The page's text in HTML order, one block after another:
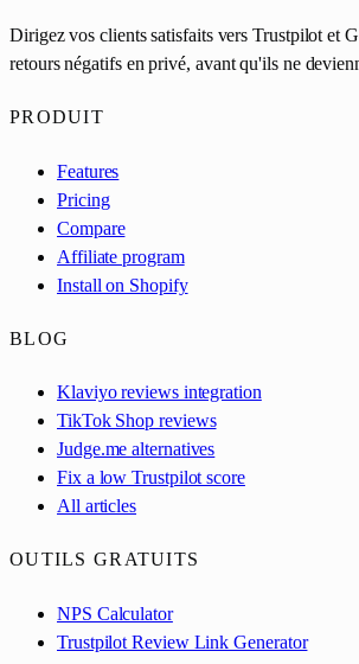
Dirigez vos clients satisfaits vers Trustpilot et
retours négatifs en privé, avant qu'ils ne
PRODUIT
Features
Pricing
Compare
Affiliate program
Install on Shopify
BLOG
Klaviyo reviews integration
TikTok Shop reviews
Judge.me alternatives
Fix a low Trustpilot score
All articles
OUTILS GRATUITS
NPS Calculator
Trustpilot Review Link Generator